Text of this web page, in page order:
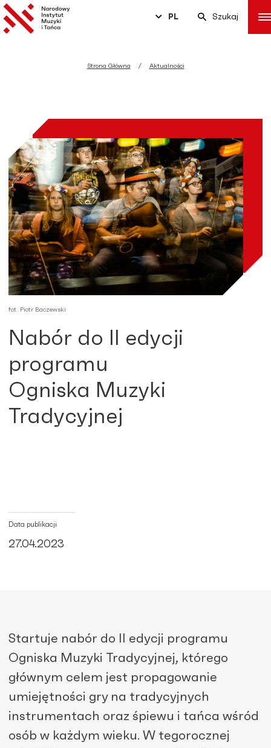
PL Szukaj
Strona Główna Aktualności
Nabór do II edycji
programu
Ogniska Muzyki
Tradycyjnej
fot. Piotr Baczewski
Data publikacji
27.04.2023
Startuje nabór do II edycji programu
Ogniska Muzyki Tradycyjnej, którego
głównym celem jest propagowanie
umiejętności gry na tradycyjnych
instrumentach oraz śpiewu i tańca wśród
osób w każdym wieku. W tegorocznej